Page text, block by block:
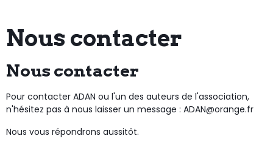
Nous contacter
Nous contacter
Pour contacter ADAN ou l'un des auteurs de l'association,
n'hésitez pas à nous laisser un message : ADAN@orange.fr
Nous vous répondrons aussitôt.